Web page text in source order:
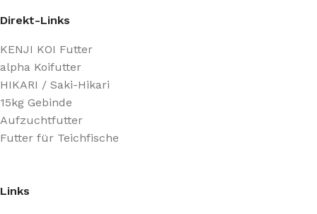
Direkt-Links
KENJI KOI Futter
alpha Koifutter
HIKARI / Saki-Hikari
15kg Gebinde
Aufzuchtfutter
Futter für Teichfische
Links